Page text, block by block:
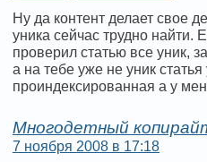
Ну да контент делает свое
уника сейчас трудно найти.
проверил статью все уник,
а на тебе уже не уник
проиндексированная а у
Многодетный
7 ноября 2008 в 17:18